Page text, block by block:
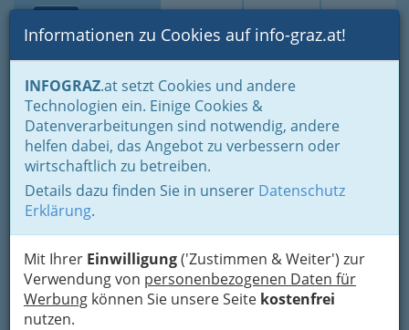
Suche Login Toggle
Informationen zu Cookies auf info-graz.at!
INFOGRAZ.at setzt Cookies und andere
Technologien ein. Einige Cookies &
Datenverarbeitungen sind notwendig, andere
helfen dabei, das Angebot zu verbessern oder
wirtschaftlich zu betreiben.
Details dazu finden Sie in unserer Datenschutz
Erklärung.
Mit Ihrer Einwilligung('Zustimmen & Weiter') zur
Verwendung von personenbezogenen Daten für
Werbung können Sie unsere Seite kostenfrei
nutzen.
Home Mein IG
Mein Graz bzw. mein
INFOGRAZ: nicht nur der
Bereich für Fans. Login,
Registrierung,
Ankündigungen von Events,
Teilnahme an
Gewinnspielen u.v.m.